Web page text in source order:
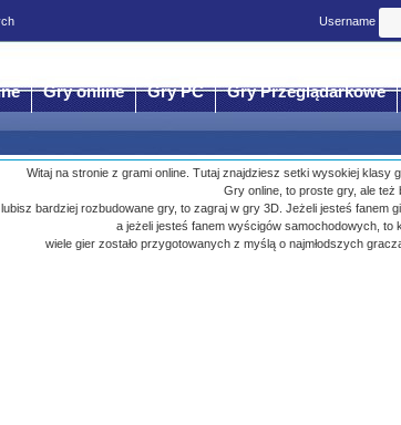
Username
Gry online Gry PC Gry Przeglądarkowe
Witaj na stronie z grami online. Tutaj znajdziesz setki wysokiej klasy
Gry online, to proste gry, ale też
bardziej rozbudowane gry, to zagraj w gry 3D. Jeżeli jesteś fanem
a jeżeli jesteś fanem wyścigów samochodowych, to
wiele gier zostało przygotowanych z myślą o najmłodszych